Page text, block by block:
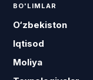
BO'LIMLAR
O‘zbekiston
Iqtisod
Moliya